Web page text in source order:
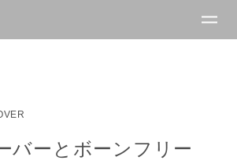
バーとボーンフリー